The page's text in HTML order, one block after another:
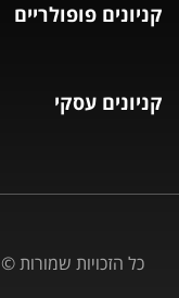
קניונים פופולריים
קניונים עסקי
כל הזכויות שמורות ©